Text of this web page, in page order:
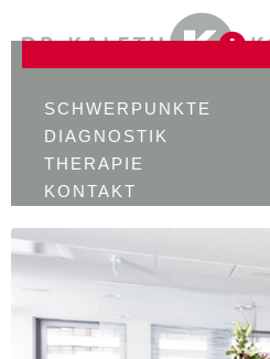
SCHWERPUNKTE
DIAGNOSTIK
THERAPIE
KONTAKT